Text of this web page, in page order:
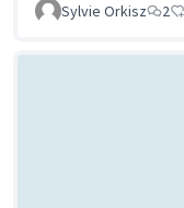
Sylvie Orkisz 2